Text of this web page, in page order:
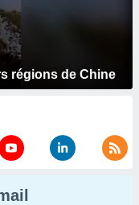
régions de Chine